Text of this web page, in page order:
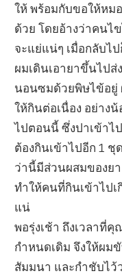
ให้ พร้อมกับขอให้หม
ด้วย โดยอ้างว่าคนไ
จะแย่แน่ๆ เมื่อกลับไ
ผมเดินเอายาขึ้นไป
นอนซมด้วยพิษไข้อยู่
ให้กินต่อเนื่อง อย่าง
ไปตอนนี้ ซึ่งปาเข้าไ
ต้องกินเข้าไปอีก 1
ว่านี้มีส่วนผสมของย
ทำให้คนที่กินเข้าไป
แน่
พอรุ่งเช้า ถึงเวลาที่
กำหนดเดิม จึงให้ผม
สัมมนา และกำชับไว้